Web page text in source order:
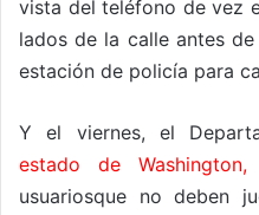
vista del teléfono de vez
lados de la calle antes
estación de policía para
Y el viernes, el
estado de
usuariosque no deben